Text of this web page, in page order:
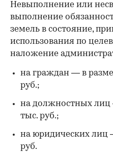
Невыполнение или
выполнение
земель в состояние,
использования по
наложение
на граждан — в
руб.;
на должностных лиц
тыс. руб.;
на юридических лиц
руб.